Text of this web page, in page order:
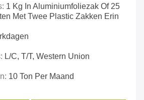
1 Kg In Aluminiumfoliezak Of 25
Met Twee Plastic Zakken Erin
L/C, T/T, Western Union
10 Ton Per Maand